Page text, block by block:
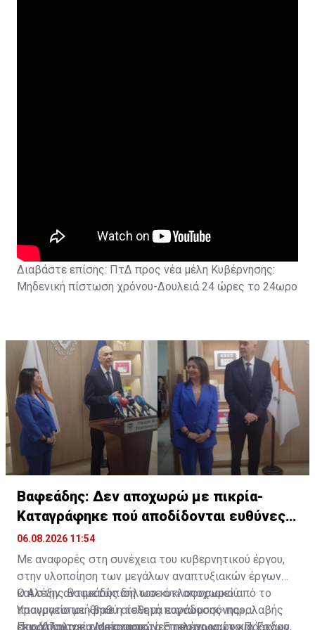
Διαβάστε επίσης: ΠτΔ προς νέα μέλη Κυβέρνησης:
Μηδενική πίστωση χρόνου-Δουλειά 24 ώρες το 24ωρο
Βαφεάδης: Δεν αποχωρώ με πικρία-
Καταγράφηκε πού αποδίδονται ευθύνες
για Takata
06.08.2026 11:54
Με αναφορές στη συνέχεια του κυβερνητικού έργου,
στην υλοποίηση των μεγάλων αναπτυξιακών έργων
και στην αντιμετώπιση του κυκλοφοριακού
πραγματοποιήθηκε η τελετή παράδοσης-παραλαβής
στο Υπουργείο Μεταφορών, Επικοινωνιών και Έργων,
Ο Αλέξης Βαφεάδης δήλωσε ότι αποχωρεί από το
Υπουργείο με «βαθύ αίσθημα ευγνωμοσύνης»,
εκφράζοντας τις ευχαριστίες του προς τον Πρόεδρο
Παράλληλα, ευχαρίστησε τα στελέχη και τους